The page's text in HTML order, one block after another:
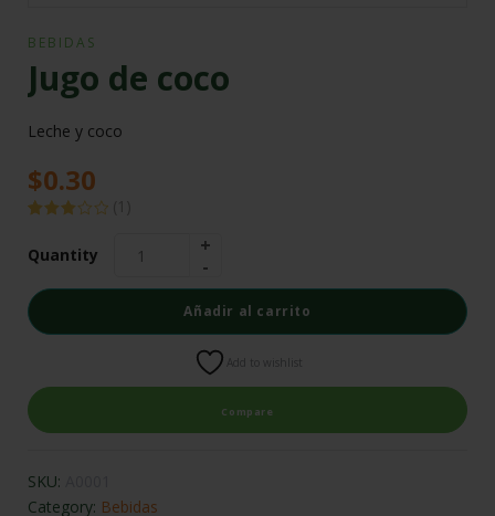
BEBIDAS
Jugo de coco
Leche y coco
$0.30
3.00
base
a
valoración
Quantity
Añadir al carrito
Add to wishlist
Compare
SKU:
Category: Bebidas